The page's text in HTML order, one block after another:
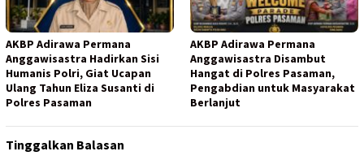
AKBP Adirawa Permana
Anggawisastra Hadirkan Sisi
Humanis Polri, Giat Ucapan
Ulang Tahun Eliza Susanti di
Polres Pasaman
AKBP Adirawa Permana
Anggawisastra Disambut
Hangat di Polres Pasaman,
Pengabdian untuk Masyarakat
Berlanjut
Tinggalkan Balasan